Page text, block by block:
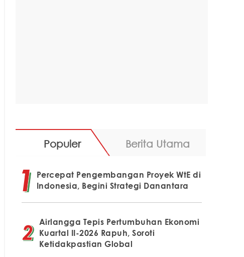
Populer Berita Utama
Percepat Pengembangan Proyek WtE di
Indonesia, Begini Strategi Danantara
Airlangga Tepis Pertumbuhan Ekonomi
Kuartal II-2026 Rapuh, Soroti
Ketidakpastian Global